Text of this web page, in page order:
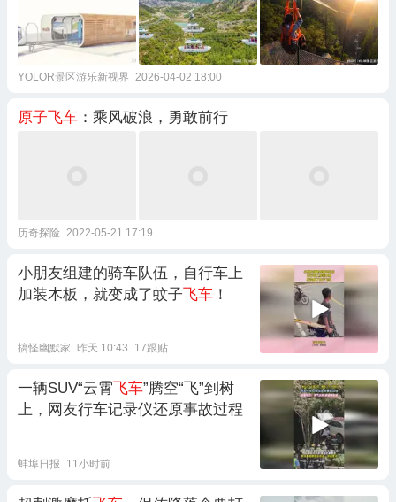
YOLOR景区游乐新视界 2026-04-02 18:00
原子飞车 ：乘风破浪，勇敢前行
历奇探险 2022-05-21 17:19
小朋友组建的骑车队伍，自行车上
加装木板，就变成了蚊子飞车 ！
搞怪幽默家 昨天 10:43 17跟贴
一辆SUV“云霄飞车”腾空“飞”到树
上，网友行车记录仪还原事故过程
蚌埠日报 11小时前